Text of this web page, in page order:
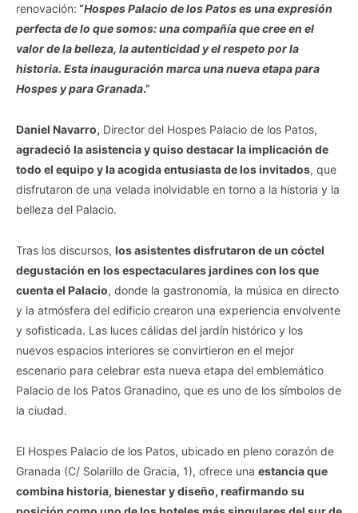
renovación: “Hospes Palacio de los Patos es una expresión
perfecta de lo que somos: una compañía que cree en el
valor de la belleza, la autenticidad y el respeto por la
historia. Esta inauguración marca una nueva etapa para
Hospes y para Granada.”
Daniel Navarro, Director del Hospes Palacio de los Patos,
agradeció la asistencia y quiso destacar la implicación de
todo el equipo y la acogida entusiasta de los invitados, que
disfrutaron de una velada inolvidable en torno a la historia y la
belleza del Palacio.
Tras los discursos, los asistentes disfrutaron de un cóctel
degustación en los espectaculares jardines con los que
cuenta el Palacio, donde la gastronomía, la música en directo
y la atmósfera del edificio crearon una experiencia envolvente
y sofisticada. Las luces cálidas del jardín histórico y los
nuevos espacios interiores se convirtieron en el mejor
escenario para celebrar esta nueva etapa del emblemático
Palacio de los Patos Granadino, que es uno de los símbolos de
la ciudad.
El Hospes Palacio de los Patos, ubicado en pleno corazón de
Granada (C/ Solarillo de Gracia, 1), ofrece una estancia que
combina historia, bienestar y diseño, reafirmando su